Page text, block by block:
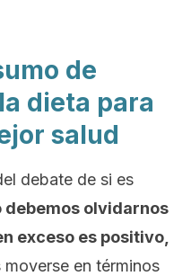
de
dieta para
salud
debate de si es
debemos olvidarnos
exceso es positivo,
en términos